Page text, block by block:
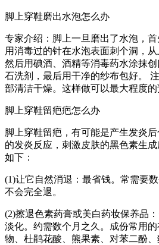
脚上穿鞋磨出水泡怎么办
专家介绍：脚上一旦磨出了水泡，首
用消毒过的针在水泡表面刺个洞，
然后用碘酒、酒精等消毒药水涂抹
石洗剂，最后用干净的纱布包好。
部清洁干燥。这样做可以最大程度的
脚上穿鞋留疤疤怎么办
脚上穿鞋留疤，有可能是产生发炎
的发炎反应，刺激皮肤的黑色素生
如下：
(1)让它自然消退：最省钱。常需要
不会完全退。
(2)擦退色素药膏或美白药妆保养品
淡化。约需数个月之久。成份常用
物、杜鹃花酸、熊果素、对苯二酚